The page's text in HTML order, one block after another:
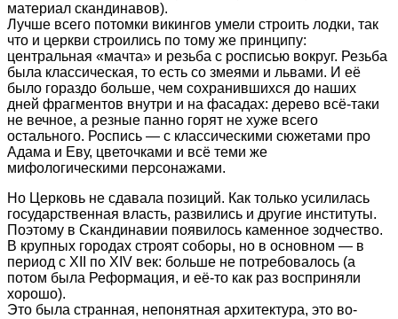
материал скандинавов).
Лучше всего потомки викингов умели строить лодки, так
что и церкви строились по тому же принципу:
центральная «мачта» и резьба с росписью вокруг. Резьба
была классическая, то есть со змеями и львами. И её
было гораздо больше, чем сохранившихся до наших
дней фрагментов внутри и на фасадах: дерево всё-таки
не вечное, а резные панно горят не хуже всего
остального. Роспись — с классическими сюжетами про
Адама и Еву, цветочками и всё теми же
мифологическими персонажами.
Но Церковь не сдавала позиций. Как только усилилась
государственная власть, развились и другие институты.
Поэтому в Скандинавии появилось каменное зодчество.
В крупных городах строят соборы, но в основном — в
период с XII по XIV век: больше не потребовалось (а
потом была Реформация, и её-то как раз восприняли
хорошо).
Это была странная, непонятная архитектура, это во-